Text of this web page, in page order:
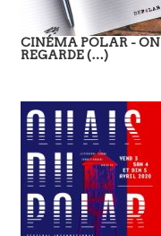
CINÉMA POLAR - ON
REGARDE (…)